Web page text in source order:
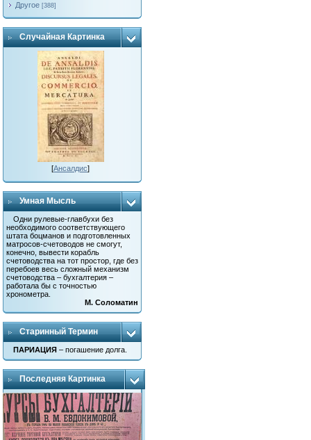
Другое [388]
Случайная Картинка
[Ансалдис]
Умная Мысль
Одни рулевые-главбухи без
необходимого соответствующего
штата боцманов и подготовленных
матросов-счетоводов не смогут,
конечно, вывести корабль
счетоводства на тот простор, где без
перебоев весь сложный механизм
счетоводства – бухгалтерия –
работала бы с точностью
хронометра.
М. Соломатин
Старинный Термин
ПАРИАЦИЯ – погашение долга.
Последняя Картинка